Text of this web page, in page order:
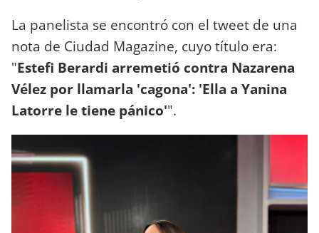
La panelista se encontró con el tweet de una
nota de Ciudad Magazine, cuyo título era:
"Estefi Berardi arremetió contra Nazarena
Vélez por llamarla 'cagona': 'Ella a Yanina
Latorre le tiene pánico'".